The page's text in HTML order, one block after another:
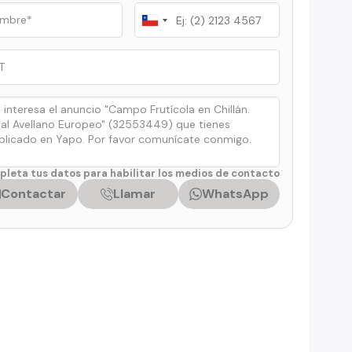
Chile
+56
tus datos para habilitar los medios de contacto
Contactar Llamar WhatsApp